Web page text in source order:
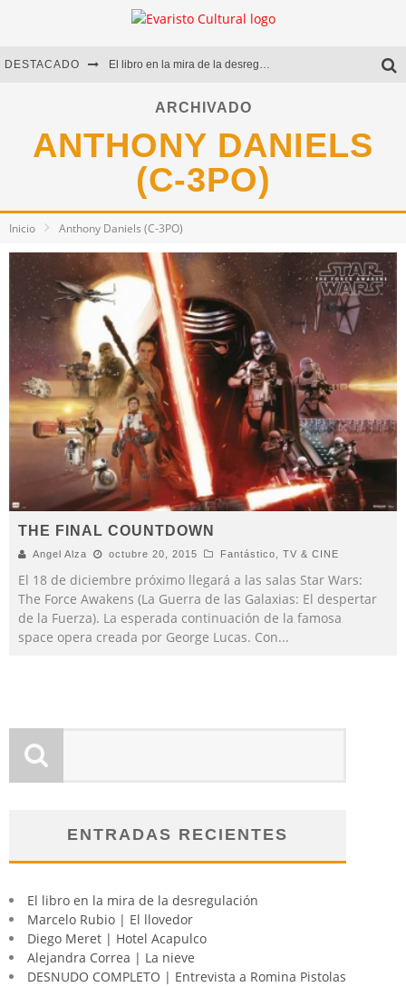
DESTACADO El libro en la mira de la desregulación
Marcelo Rubio | El llovedor
Diego Meret | Hotel Acapulco
Alejandra Correa | La nieve
ARCHIVADO
ANTHONY DANIELS
(C-3PO)
Inicio Anthony Daniels (C-3PO)
THE FINAL COUNTDOWN
Angel Alza octubre 20, 2015 Fantástico TV & CINE
El 18 de diciembre próximo llegará a las salas Star Wars:
The Force Awakens (La Guerra de las Galaxias: El despertar
de la Fuerza). La esperada continuación de la famosa
space opera creada por George Lucas. Con...
ENTRADAS RECIENTES
El libro en la mira de la desregulación
Marcelo Rubio | El llovedor
Diego Meret | Hotel Acapulco
Alejandra Correa | La nieve
DESNUDO COMPLETO | Entrevista a Romina Pistolas